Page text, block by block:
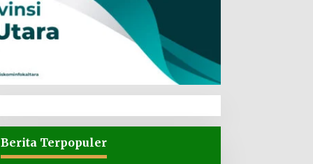
Berita Terpopuler